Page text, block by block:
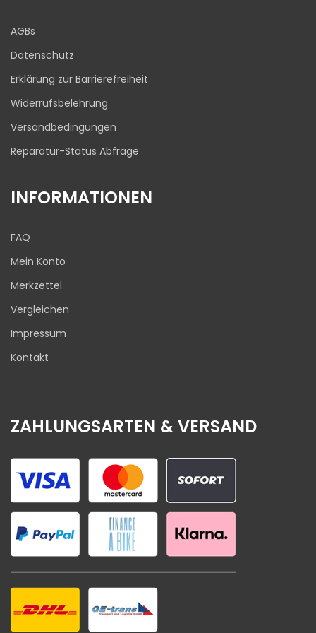
AGBs
Datenschutz
Erklärung zur Barrierefreiheit
Widerrufsbelehrung
Versandbedingungen
Reparatur-Status Abfrage
INFORMATIONEN
FAQ
Mein Konto
Merkzettel
Vergleichen
Impressum
Kontakt
ZAHLUNGSARTEN & VERSAND